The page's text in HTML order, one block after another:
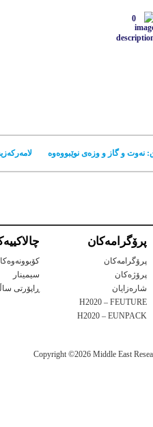
0
نەوت و گاز و وزەی نوێبووەوە
سیمینار
ڕاپۆرتی
پرۆگرامه‌كان
پرۆگرامه‌كان
پرۆژه‌كان
شاره‌زایان
H2020 – FEUTURE
H2020 – EUNPACK
Copyright ©2026 Middle East